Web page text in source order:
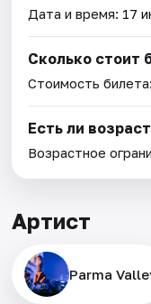
Дата и время: 17
Сколько стоит
Стоимость
Есть ли
Возрастное
Артист
Parma